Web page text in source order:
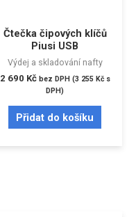
Čtečka čipových klíčů
Piusi USB
Výdej a skladování nafty
2 690 Kč bez DPH (3 255 Kčs
DPH)
Přidat do košíku